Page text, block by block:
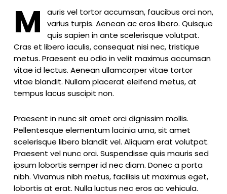
M
auris vel tortor accumsan, faucibus orci non,
varius turpis. Aenean ac eros libero. Quisque
quis sapien in ante scelerisque volutpat.
Cras et libero iaculis, consequat nisi nec, tristique
metus. Praesent eu odio in velit maximus accumsan
vitae id lectus. Aenean ullamcorper vitae tortor
vitae blandit. Nullam placerat eleifend metus, at
tempus lacus suscipit non.
Praesent in nunc sit amet orci dignissim mollis.
Pellentesque elementum lacinia urna, sit amet
scelerisque libero blandit vel. Aliquam erat volutpat.
Praesent vel nunc orci. Suspendisse quis mauris sed
ipsum lobortis semper id nec diam. Donec a porta
nibh. Vivamus nibh metus, facilisis ut maximus eget,
lobortis at erat. Nulla luctus nec eros ac vehicula.